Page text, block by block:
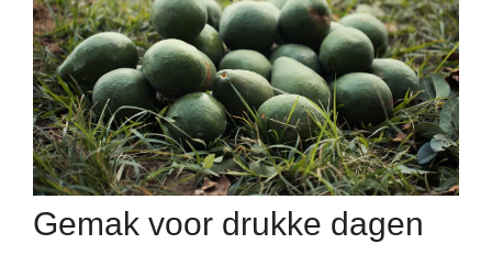
Gemak voor drukke dagen